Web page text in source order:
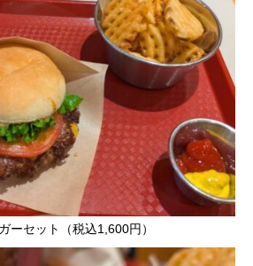
ーセット（税込1,600円）